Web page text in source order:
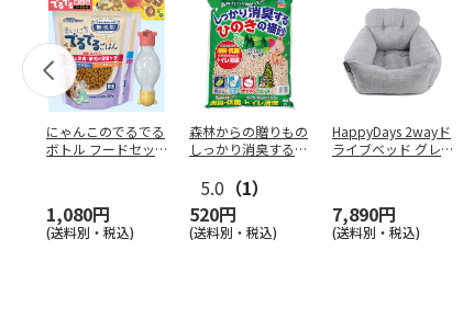
にゃんこのでるでる
ボトル フードセッ
1,080円
(送料別・税込)
森林からの贈りもの
しっかり消臭するひ
5.0 （1）
520円
(送料別・税込)
HappyDays 2wayド
ライブベッド グレ
7,890円
(送料別・税込)